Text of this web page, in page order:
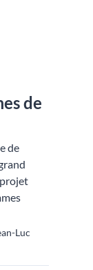
de
de
Luc